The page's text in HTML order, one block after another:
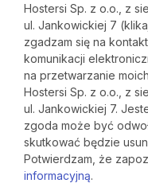
Hostersi Sp. z o.o., z
ul. Jankowickiej 7
zgadzam się na
komunikacji
na przetwarzanie
Hostersi Sp. z o.o., z
ul. Jankowickiej 7.
zgoda może być
skutkować będzie
Potwierdzam, że
informacyjną.